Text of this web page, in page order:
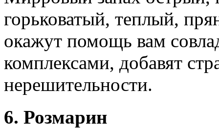
горьковатый, теплый,
окажут помощь вам
комплексами, добавят
нерешительности.
6. Розмарин